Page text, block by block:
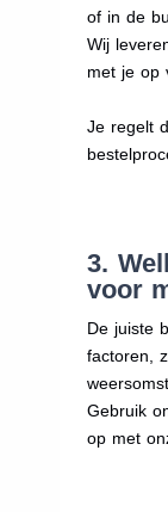
of in de
Wij
met je op
Je regelt
3.
voor
De juiste
factoren,
Gebruik
op met